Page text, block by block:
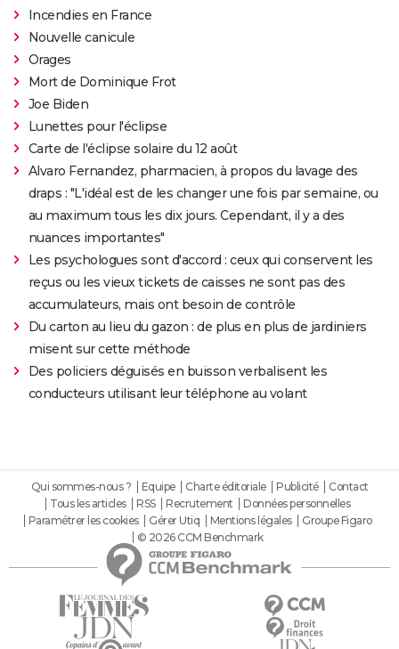
Incendies en France
Nouvelle canicule
Orages
Mort de Dominique Frot
Joe Biden
Lunettes pour l'éclipse
Carte de l'éclipse solaire du 12 août
Alvaro Fernandez, pharmacien, à propos du lavage des
draps : "L'idéal est de les changer une fois par semaine, ou
au maximum tous les dix jours. Cependant, il y a des
nuances importantes"
Les psychologues sont d'accord : ceux qui conservent les
reçus ou les vieux tickets de caisses ne sont pas des
accumulateurs, mais ont besoin de contrôle
Du carton au lieu du gazon : de plus en plus de jardiniers
misent sur cette méthode
Des policiers déguisés en buisson verbalisent les
conducteurs utilisant leur téléphone au volant
Qui sommes-nous ? Equipe Charte éditoriale Publicité
Contact
Tous les articles
RSS Recrutement
Données personnelles
Paramétrer les cookies
Gérer Utiq Mentions légales
Groupe Figaro
© 2026 CCM Benchmark